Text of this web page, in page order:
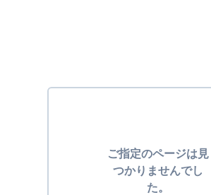
ご指定のページは見
つかりませんでし
た。